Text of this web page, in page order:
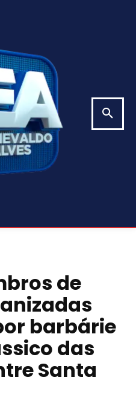
de
barbárie
das
Santa